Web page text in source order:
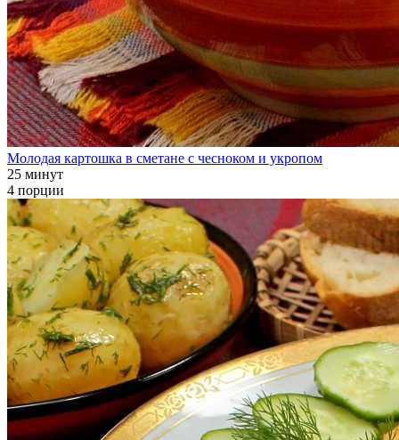
Молодая картошка в сметане с чесноком и укропом
25 минут
4 порции